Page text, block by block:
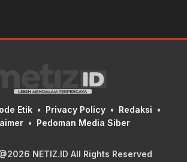
Etik Privacy Policy
Redaksi
Pedoman Media Siber
NETIZ.ID All Rights Reserved